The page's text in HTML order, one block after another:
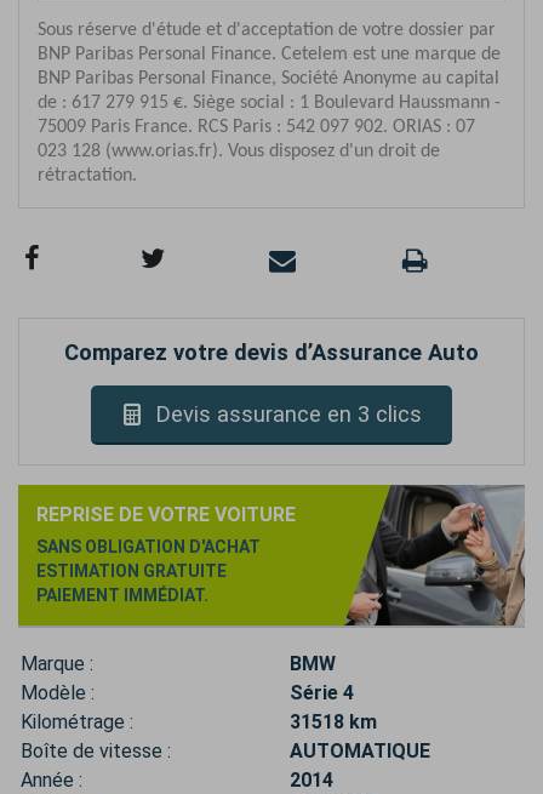
Comparez votre devis d’Assurance Auto
Devis assurance en 3 clics
REPRISE DE VOTRE VOITURE
SANS OBLIGATION D'ACHAT
ESTIMATION GRATUITE
PAIEMENT IMMÉDIAT.
Marque :
BMW
Modèle :
Série 4
Kilométrage :
31518 km
Boîte de vitesse :
AUTOMATIQUE
Année :
2014